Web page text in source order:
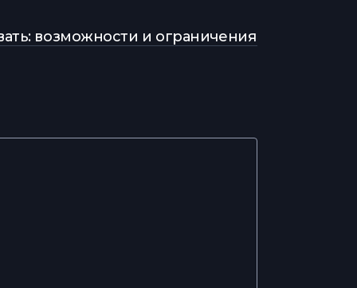
возможности и ограничения